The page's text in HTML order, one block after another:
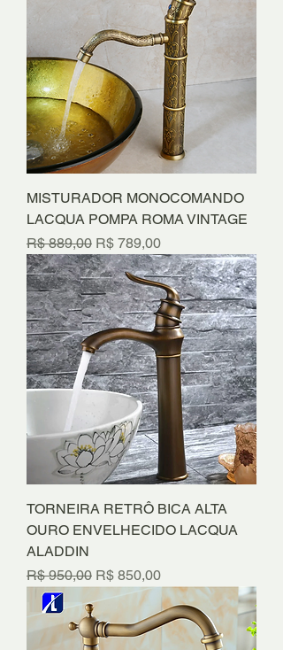
MISTURADOR MONOCOMANDO
LACQUA POMPA ROMA VINTAGE
Preço normal
R$ 889,00 Preço promocional
R$ 789,00
TORNEIRA RETRÔ BICA ALTA
OURO ENVELHECIDO LACQUA
ALADDIN
Preço normal
R$ 950,00 Preço promocional
R$ 850,00